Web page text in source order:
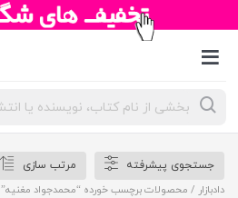
جستجوی
محصولات
جستجوی پیشرفته
مرتب سازی
دادبازار / محصولات برچسب خورده “محمدجواد مغنیه”